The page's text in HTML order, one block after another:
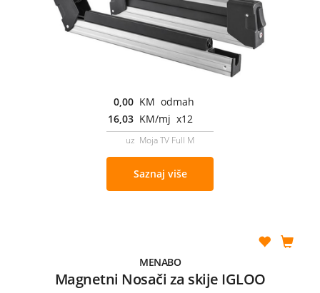
0,00 KM odmah
16,03 KM/mj x12
uz Moja TV Full M
Saznaj više
MENABO
Magnetni Nosači za skije IGLOO